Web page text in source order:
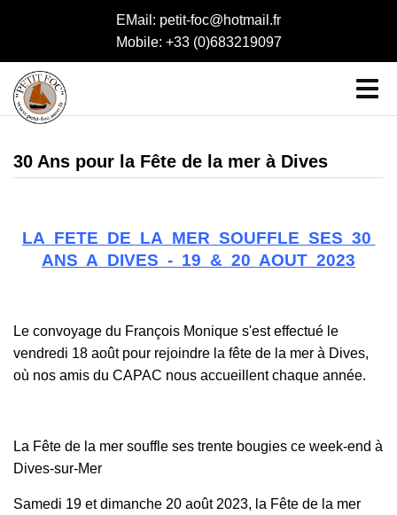
EMail: petit-foc@hotmail.fr
Mobile: +33 (0)683219097
30 Ans pour la Fête de la mer à Dives
LA FETE DE LA MER SOUFFLE SES 30
ANS A DIVES - 19 & 20 AOUT 2023
Le convoyage du François Monique s'est effectué le
vendredi 18 août pour rejoindre la fête de la mer à Dives,
où nos amis du CAPAC nous accueillent chaque année.
La Fête de la mer souffle ses trente bougies ce week-end à
Dives-sur-Mer
Samedi 19 et dimanche 20 août 2023, la Fête de la mer